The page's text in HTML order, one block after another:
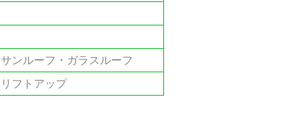
サンルーフ・ガラスルーフ
リフトアップ